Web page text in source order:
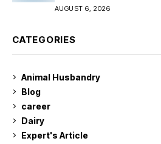
AUGUST 6, 2026
CATEGORIES
Animal Husbandry
Blog
career
Dairy
Expert's Article